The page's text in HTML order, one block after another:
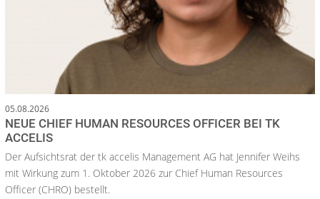
05.08.2026
NEUE CHIEF HUMAN RESOURCES OFFICER BEI TK
ACCELIS
Der Aufsichtsrat der tk accelis Management AG hat Jennifer Weihs
mit Wirkung zum 1. Oktober 2026 zur Chief Human Resources
Officer (CHRO) bestellt.